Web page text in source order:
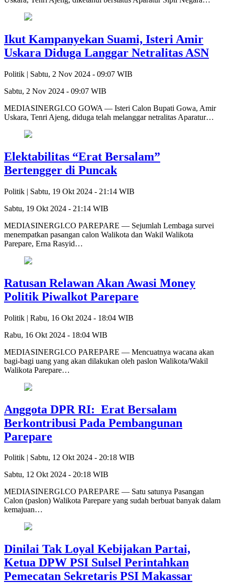
Ikut Kampanyekan Suami, Isteri Amir
Uskara Diduga Langgar Netralitas ASN
Politik | Sabtu, 2 Nov 2024 - 09:07 WIB
Sabtu, 2 Nov 2024 - 09:07 WIB
MEDIASINERGI.CO GOWA — Isteri Calon Bupati Gowa, Amir
Uskara, Tenri Ajeng, diduga telah melanggar netralitas Aparatur…
Elektabilitas “Erat Bersalam”
Bertengger di Puncak
Politik | Sabtu, 19 Okt 2024 - 21:14 WIB
Sabtu, 19 Okt 2024 - 21:14 WIB
MEDIASINERGI.CO PAREPARE — Sejumlah Lembaga survei
menempatkan pasangan calon Walikota dan Wakil Walikota
Parepare, Erna Rasyid…
Ratusan Relawan Akan Awasi Money
Politik Piwalkot Parepare
Politik | Rabu, 16 Okt 2024 - 18:04 WIB
Rabu, 16 Okt 2024 - 18:04 WIB
MEDIASINERGI.CO PAREPARE — Mencuatnya wacana akan
bagi-bagi uang yang akan dilakukan oleh paslon Walikota/Wakil
Walikota Parepare…
Anggota DPR RI: Erat Bersalam
Berkontribusi Pada Pembangunan
Parepare
Politik | Sabtu, 12 Okt 2024 - 20:18 WIB
Sabtu, 12 Okt 2024 - 20:18 WIB
MEDIASINERGI.CO PAREPARE — Satu satunya Pasangan
Calon (paslon) Walikota Parepare yang sudah berbuat banyak dalam
kemajuan…
Dinilai Tak Loyal Kebijakan Partai,
Ketua DPW PSI Sulsel Perintahkan
Pemecatan Sekretaris PSI Makassar